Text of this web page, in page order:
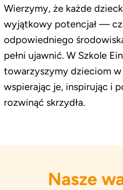
Wierzymy, że każde
wyjątkowy potencjał —
odpowiedniego
pełni ujawnić. W Szkole
towarzyszymy dzieciom
wspierając je, inspirując i
rozwinąć skrzydła.
Nasze